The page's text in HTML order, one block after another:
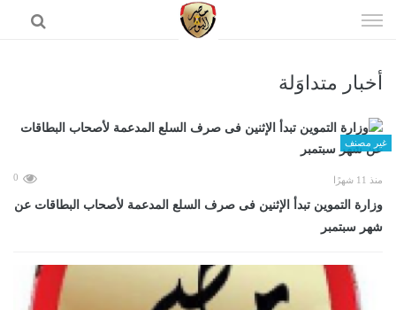
الى
أخبار متداوَلة
غير مصنف
منذ 11 شهرًا 0
وزارة التموين تبدأ الإثنين فى صرف السلع المدعمة لأصحاب البطاقات عن
شهر سبتمبر